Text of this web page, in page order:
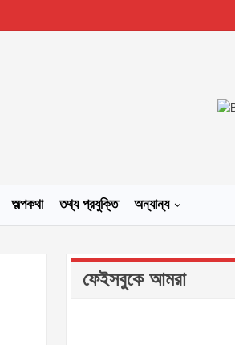
অল্পকথা তথ্য প্রযুক্তি অন্যান্য
ফেইসবুকে আমরা